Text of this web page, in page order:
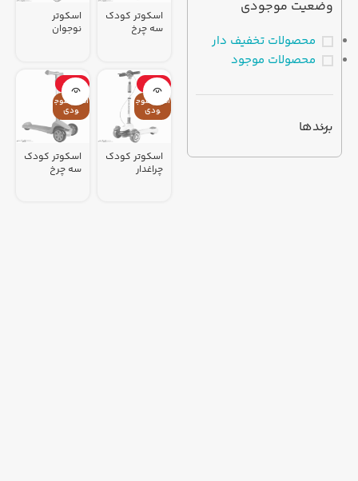
وضعیت موجودی
محصولات تخفیف دار
محصولات موجود
برندها
اسکوتر کودک
سه چرخ
اسکوتر
نوجوان
-26%
اتمام موج
ودی
اسکوتر کودک
چراغدار
-41%
اتمام موج
ودی
اسکوتر کودک
سه چرخ